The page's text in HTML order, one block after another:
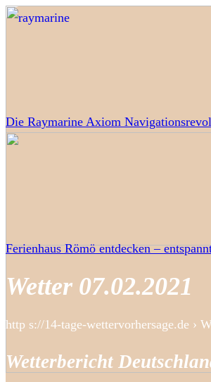
Die Raymarine Axiom
Ferienhaus Römö entdecken –
Wetter 07.02.2021
http s://14-tage-wettervorhersage.de ›
Wetterbericht